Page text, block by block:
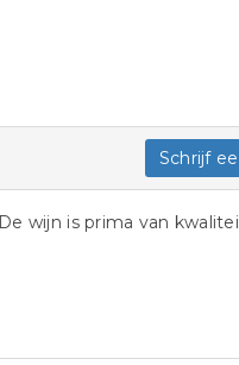
Schrijf
wijn is prima van